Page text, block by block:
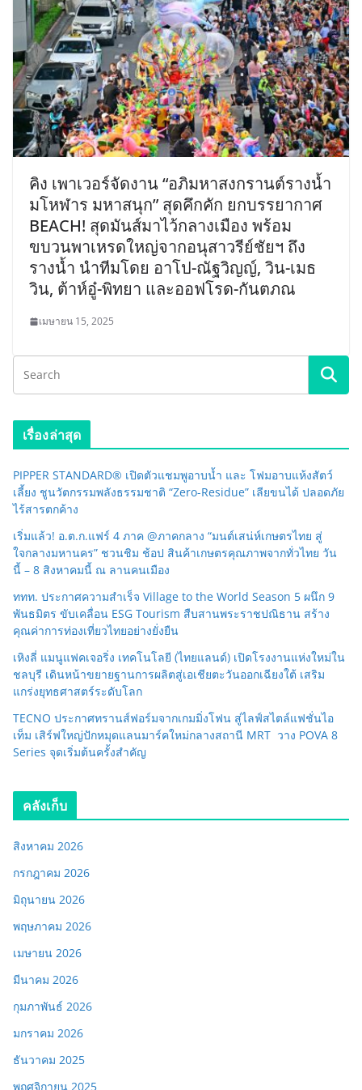
คิง เพาเวอร์จัดงาน “อภิมหาสงกรานต์รางน้ำ
มโหฬาร มหาสนุก” สุดคึกคัก ยกบรรยากาศ
BEACH! สุดมันส์มาไว้กลางเมือง พร้อม
ขบวนพาเหรดใหญ่จากอนุสาวรีย์ชัยฯ ถึง
รางน้ำ นำทีมโดย อาโป-ณัฐวิญญ์, วิน-เมธ
วิน, ต้าห์อู๋-พิทยา และออฟโรด-กันตภณ
เมษายน 15, 2025
เรื่องล่าสุด
PIPPER STANDARD® เปิดตัวแชมพูอาบน้ำ และ โฟมอาบแห้งสัตว์
เลี้ยง ชูนวัตกรรมพลังธรรมชาติ “Zero-Residue” เลียขนได้ ปลอดภัย
ไร้สารตกค้าง
เริ่มแล้ว! อ.ต.ก.แฟร์ 4 ภาค @ภาคกลาง “มนต์เสน่ห์เกษตรไทย สู่
ใจกลางมหานคร” ชวนชิม ช้อป สินค้าเกษตรคุณภาพจากทั่วไทย วัน
นี้ – 8 สิงหาคมนี้ ณ ลานคนเมือง
ททท. ประกาศความสำเร็จ Village to the World Season 5 ผนึก 9
พันธมิตร ขับเคลื่อน ESG Tourism สืบสานพระราชปณิธาน สร้าง
คุณค่าการท่องเที่ยวไทยอย่างยั่งยืน
เหิงลี่ แมนูแฟคเจอริ่ง เทคโนโลยี (ไทยแลนด์) เปิดโรงงานแห่งใหม่ใน
ชลบุรี เดินหน้าขยายฐานการผลิตสู่เอเชียตะวันออกเฉียงใต้ เสริม
แกร่งยุทธศาสตร์ระดับโลก
TECNO ประกาศทรานส์ฟอร์มจากเกมมิ่งโฟน สู่ไลฟ์สไตล์แฟชั่นไอ
เท็ม เสิร์ฟใหญ่ปักหมุดแลนมาร์คใหม่กลางสถานี MRT วาง POVA 8
Series จุดเริ่มต้นครั้งสำคัญ
คลังเก็บ
สิงหาคม 2026
กรกฎาคม 2026
มิถุนายน 2026
พฤษภาคม 2026
เมษายน 2026
มีนาคม 2026
กุมภาพันธ์ 2026
มกราคม 2026
ธันวาคม 2025
พฤศจิกายน 2025